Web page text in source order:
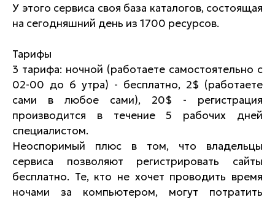
У этого сервиса своя база каталогов, состоящая
на сегодняшний день из 1700 ресурсов.
Тарифы
3 тарифа: ночной (работаете самостоятельно с
02-00 до 6 утра) - бесплатно, 2$ (работаете
сами в любое сами), 20$ - регистрация
производится в течение 5 рабочих дней
специалистом.
Неоспоримый плюс в том, что владельцы
сервиса позволяют регистрировать сайты
бесплатно. Те, кто не хочет проводить время
ночами за компьютером, могут потратить